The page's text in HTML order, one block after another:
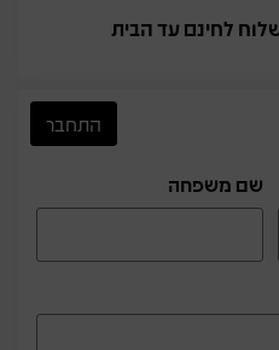
לחינם עד הבית
התחבר
שם משפחה